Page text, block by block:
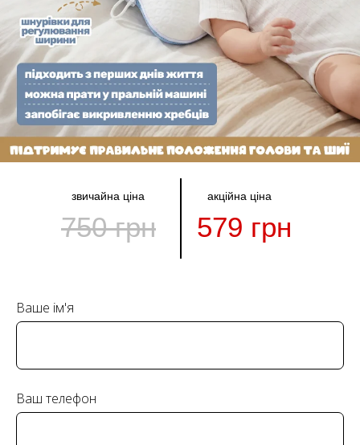
звичайна ціна
750 грн 579 грн
акційна ціна
Ваше ім'я
Ваш телефон